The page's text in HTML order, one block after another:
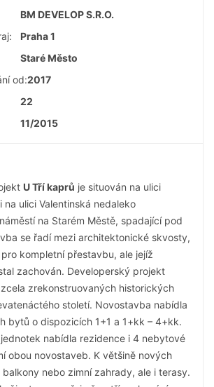
BM DEVELOP S.R.O.
Praha 1
Staré Město
od:2017
22
11/2015
U Tří kaprů je situován na ulici
na ulici Valentinská nedaleko
na Starém Městě, spadající pod
se řadí mezi architektonické skvosty,
kompletní přestavbu, ale jejíž
zachován. Developerský projekt
zrekonstruovaných historických
století. Novostavba nabídla
bytů o dispozicích 1+1 a 1+kk – 4+kk.
nabídla rezidence i 4 nebytové
obou novostaveb. K většině nových
nebo zimní zahrady, ale i terasy.